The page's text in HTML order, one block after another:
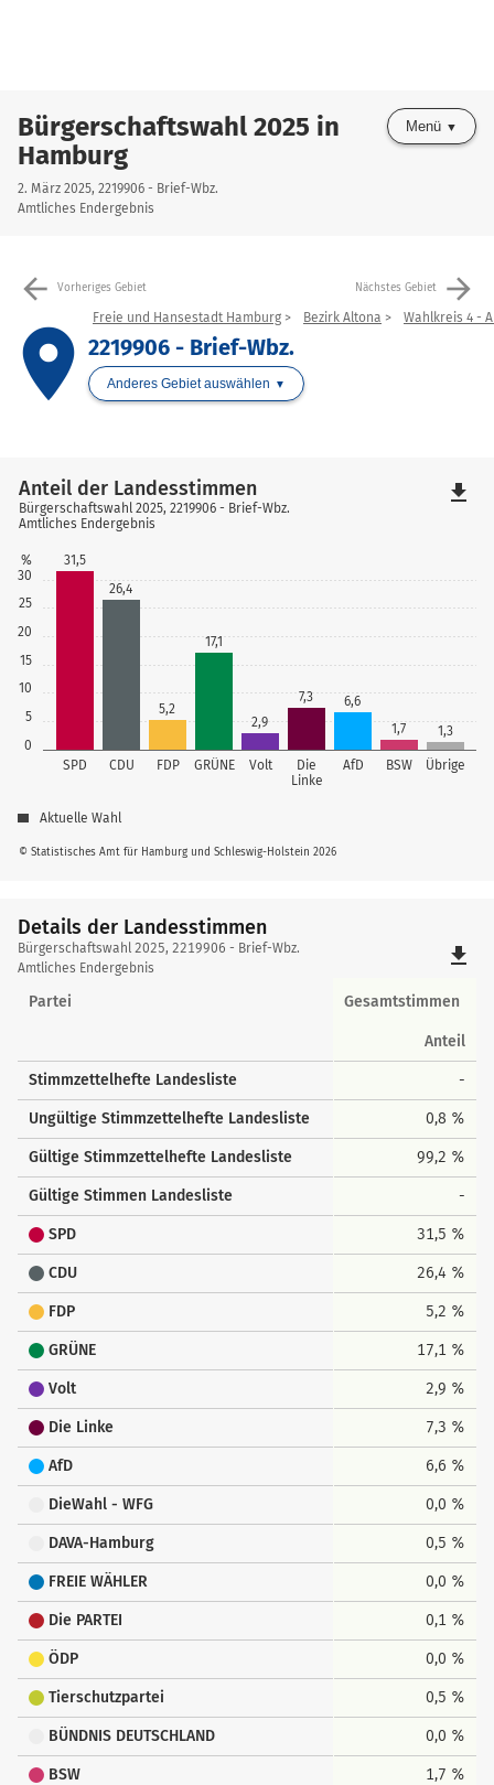
Bürgerschaftswahl 2025 in
Hamburg
2. März 2025, 2219906 - Brief-Wbz.
Amtliches Endergebnis
Menü
arrow_back Vorheriges Gebiet Nächstes Gebiet arrow_forward
place
Freie und Hansestadt Hamburg Bezirk Altona Wahlkreis 4 -
2219906 - Brief-Wbz.
Anderes Gebiet auswählen
0
5
10
15
20
25
30
%
SPD CDU FDP GRÜNE Volt
Die
Linke
AfD BSW Übrige
31,5
26,4
5,2
17,1
2,9
7,3
6,6
1,7
1,3
© Statistisches Amt für Hamburg und Schleswig-Holstein 2026
Anteil der Landesstimmen
Bürgerschaftswahl 2025, 2219906 - Brief-Wbz.
Amtliches Endergebnis
Aktuelle Wahl
file_download
Details der Landesstimmen
Details
der
Landesstimmen
Bürgerschaftswahl 2025, 2219906 - Brief-Wbz.
Amtliches Endergebnis
file_download
Partei Gesamtstimmen
Anteil
Stimmzettelhefte Landesliste -
Ungültige Stimmzettelhefte Landesliste 0,8 %
Gültige Stimmzettelhefte Landesliste 99,2 %
Gültige Stimmen Landesliste -
SPD 31,5 %
CDU 26,4 %
FDP 5,2 %
GRÜNE 17,1 %
Volt 2,9 %
Die Linke 7,3 %
AfD 6,6 %
DieWahl - WFG 0,0 %
DAVA-Hamburg 0,5 %
FREIE WÄHLER 0,0 %
Die PARTEI 0,1 %
ÖDP 0,0 %
Tierschutzpartei 0,5 %
BÜNDNIS DEUTSCHLAND 0,0 %
BSW 1,7 %